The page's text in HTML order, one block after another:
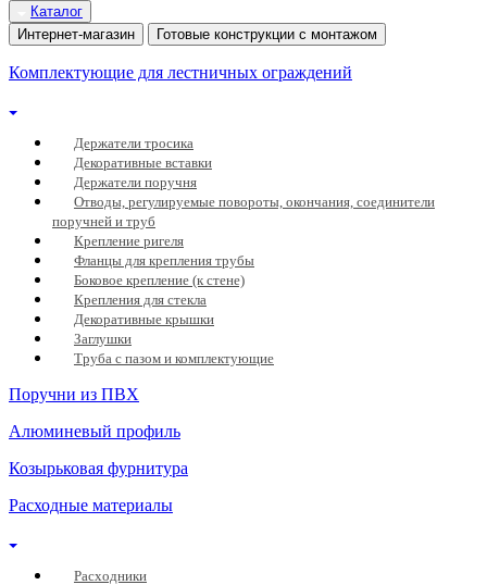
Каталог
Интернет-магазин
Готовые конструкции с монтажом
Комплектующие для лестничных ограждений
Держатели тросика
Декоративные вставки
Держатели поручня
Отводы, регулируемые повороты, окончания, соединители
поручней и труб
Крепление ригеля
Фланцы для крепления трубы
Боковое крепление (к стене)
Крепления для стекла
Декоративные крышки
Заглушки
Труба с пазом и комплектующие
Поручни из ПВХ
Алюминевый профиль
Козырьковая фурнитура
Расходные материалы
Расходники